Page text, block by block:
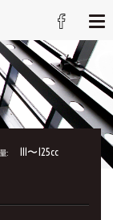
: 111〜125cc